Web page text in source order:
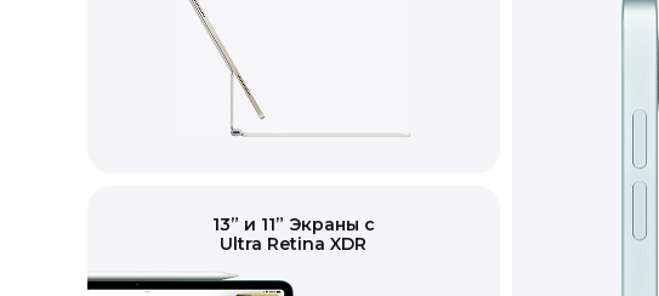
13” и 11” Экраны с
Ultra Retina XDR